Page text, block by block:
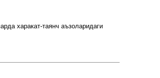
харакат-таянч аъзоларидаги